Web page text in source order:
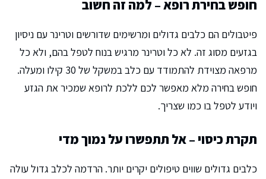
חופש בחירת רופא – למה זה חשוב
פיטבולים הם כלבים גדולים ומרשימים שדורשים וטרינר עם ניסיון
בגזעים מסוג זה. לא כל וטרינר מרגיש בנוח לטפל בהם, ולא כל
מרפאה מצוידת להתמודד עם כלב במשקל של 30 קילו ומעלה.
חופש בחירה מלא מאפשר לכם ללכת לרופא שמכיר את הגזע
ויודע לטפל בו כמו שצריך.
תקרת כיסוי – אל תתפשרו על נמוך מדי
כלבים גדולים שווים טיפולים יקרים יותר. הרדמה לכלב גדול עולה